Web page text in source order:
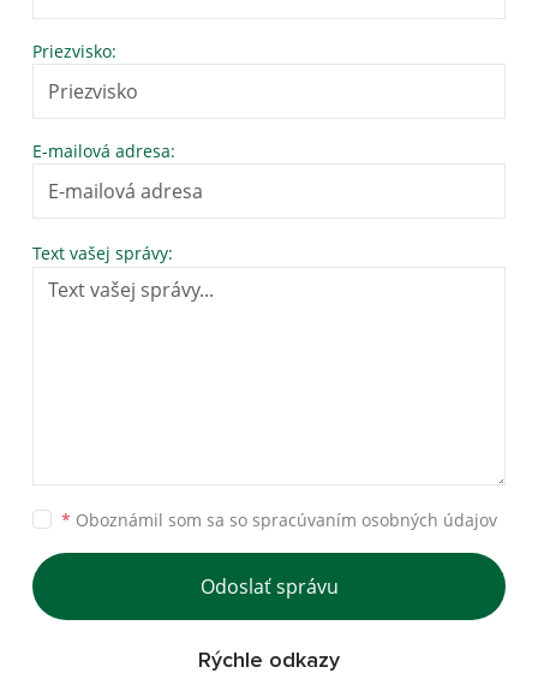
Priezvisko:
E-mailová adresa:
Text vašej správy:
* Oboznámil som sa so spracúvaním osobných údajov
Odoslať správu
Rýchle odkazy